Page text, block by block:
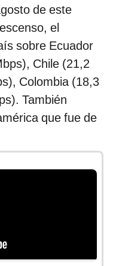
de este
el
sobre Ecuador
Chile (21,2
Colombia (18,3
También
que fue de